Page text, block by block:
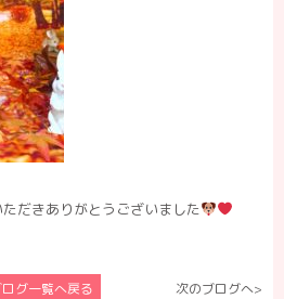
だきありがとうございました
ログ一覧へ戻る 次のブログへ>